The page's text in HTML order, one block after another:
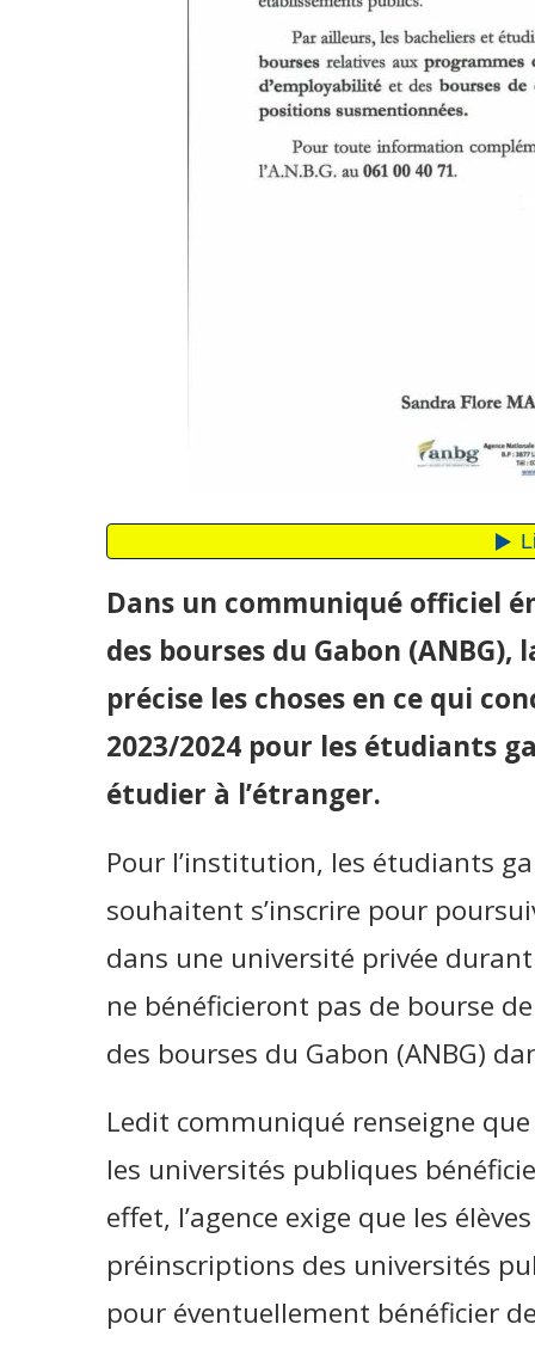
Dans un communiqué officiel
des bourses du Gabon
précise les choses en ce qui
2023/2024 pour les étudiants
étudier à l’étranger.
Pour l’institution, les étudiants
souhaitent s’inscrire pour
dans une université privée
ne bénéficieront pas de bourse
des bourses du Gabon (ANBG)
Ledit communiqué renseigne
les universités publiques
effet, l’agence exige que les
préinscriptions des universités
pour éventuellement bénéficier